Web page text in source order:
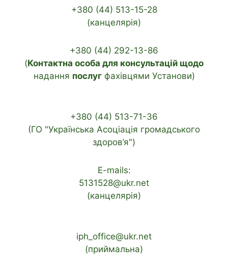
+380 (44) 513-15-28
(канцелярія)
+380 (44) 292-13-86
(Контактна особа для консультацій щодо
надання послугфахівцями Установи)
+380 (44) 513-71-36
(ГО "Українська Асоціація громадського
здоров’я")
E-mails:
5131528@ukr.net
(канцелярія)
iph_office@ukr.net
(приймальна)